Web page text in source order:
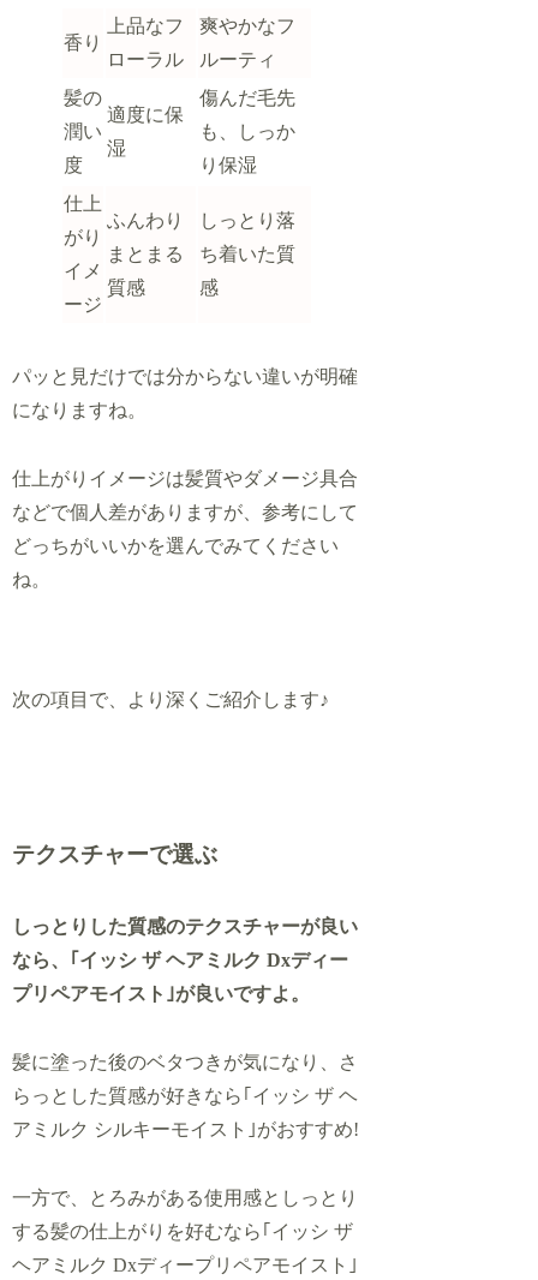
香り
上品なフ
ローラル
爽やかなフ
ルーティ
髪の
潤い
度
適度に保
湿
傷んだ毛先
も、しっか
り保湿
仕上
がり
イメ
ージ
ふんわり
まとまる
質感
しっとり落
ち着いた質
感
パッと見だけでは分からない違いが明確
になりますね。
仕上がりイメージは髪質やダメージ具合
などで個人差がありますが、参考にして
どっちがいいかを選んでみてください
ね。
次の項目で、より深くご紹介します♪
テクスチャーで選ぶ
しっとりした質感のテクスチャーが良い
なら、｢イッシ ザ ヘアミルク Dxディー
プリペアモイスト｣が良いですよ。
髪に塗った後のベタつきが気になり、さ
らっとした質感が好きなら｢イッシ ザ ヘ
アミルク シルキーモイスト｣がおすすめ!
一方で、とろみがある使用感としっとり
する髪の仕上がりを好むなら｢イッシ ザ
ヘアミルク Dxディープリペアモイスト｣